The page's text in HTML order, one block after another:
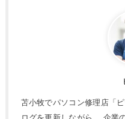
苫小牧でパソコン修理店「